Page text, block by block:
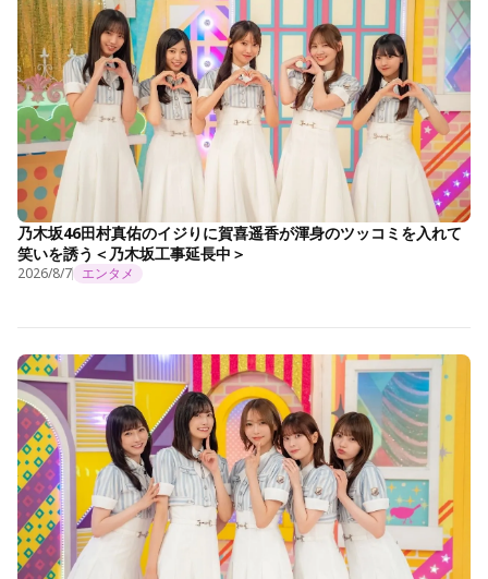
乃木坂46田村真佑のイジりに賀喜遥香が渾身のツッコミを入れて
笑いを誘う＜乃木坂工事延長中＞
2026/8/7 エンタメ